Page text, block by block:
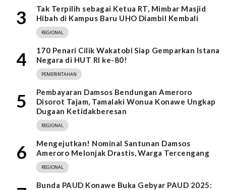
3
Tak Terpilih sebagai Ketua RT, Mimbar Masjid
Hibah di Kampus Baru UHO Diambil Kembali
REGIONAL
4
170 Penari Cilik Wakatobi Siap Gemparkan Istana
Negara di HUT RI ke-80!
PEMERINTAHAN
5
Pembayaran Damsos Bendungan Ameroro
Disorot Tajam, Tamalaki Wonua Konawe Ungkap
Dugaan Ketidakberesan
REGIONAL
6
Mengejutkan! Nominal Santunan Damsos
Ameroro Melonjak Drastis, Warga Tercengang
REGIONAL
Bunda PAUD Konawe Buka Gebyar PAUD 2025: